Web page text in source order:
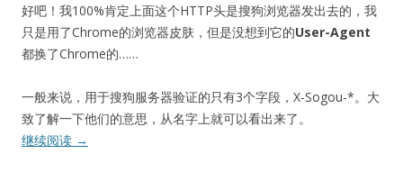
好吧！我100%肯定上面这个HTTP头是搜狗浏览器发出去的，我
只是用了Chrome的浏览器皮肤，但是没想到它的User-Agent
都换了Chrome的……
一般来说，用于搜狗服务器验证的只有3个字段，X-Sogou-*。大
致了解一下他们的意思，从名字上就可以看出来了。
继续阅读 →